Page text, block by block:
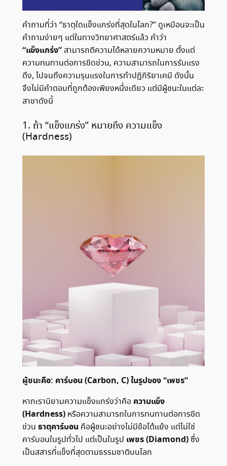
คำถามที่ว่า “ธาตุใดแข็งแกร่งที่สุดในโลก?” ดูเหมือนจะเป็น
คำถามง่ายๆ แต่ในทางวิทยาศาสตร์แล้ว คำว่า
“แข็งแกร่ง”สามารถตีความได้หลายความหมาย ตั้งแต่
ความทนทานต่อการขีดข่วน, ความสามารถในการรับแรง
ดึง, ไปจนถึงความรุนแรงในการทำปฏิกิริยาเคมี ดังนั้น
จึงไม่มีคำตอบที่ถูกต้องเพียงหนึ่งเดียว แต่มีผู้ชนะในแต่ละ
สาขาดังนี้
1. ถ้า “แข็งแกร่ง” หมายถึง ความแข็ง
(Hardness)
ผู้ชนะคือ: คาร์บอน (Carbon, C) ในรูปของ “เพชร”
หากเรานิยามความแข็งแกร่งว่าคือ ความแข็ง
(Hardness)หรือความสามารถในการทนทานต่อการขีด
ข่วน ธาตุคาร์บอน คือผู้ชนะอย่างไม่มีข้อโต้แย้ง แต่ไม่ใช่
คาร์บอนในรูปทั่วไป แต่เป็นในรูป เพชร (Diamond)ซึ่ง
เป็นสสารที่แข็งที่สุดตามธรรมชาติบนโลก